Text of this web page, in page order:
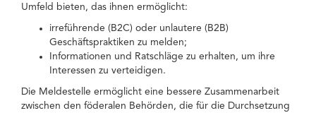
Umfeld bieten, das ihnen ermöglicht:
irreführende (B2C) oder unlautere (B2B)
Geschäftspraktiken zu melden;
Informationen und Ratschläge zu erhalten, um ihre
Interessen zu verteidigen.
Die Meldestelle ermöglicht eine bessere Zusammenarbeit
zwischen den föderalen Behörden, die für die Durchsetzung